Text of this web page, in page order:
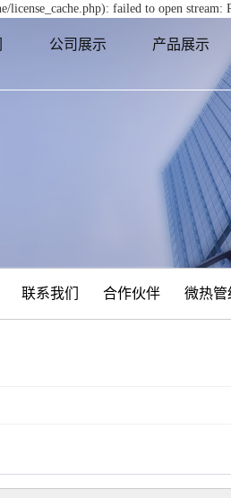
failed to open
公司展示 产品展示
联系我们 合作伙伴 微热管